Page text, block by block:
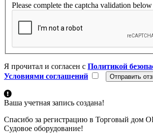
Please complete the captcha validation below
Я прочитал и согласен с Политикой
Условиями соглашений
Ваша учетная запись создана!
Спасибо за регистрацию в Торговый
Судовое оборудование!